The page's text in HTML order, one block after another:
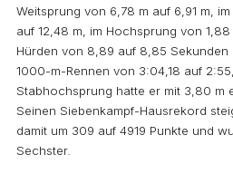
Weitsprung von 6,78 m auf 6,91 m,
auf 12,48 m, im Hochsprung von
Hürden von 8,89 auf 8,85 Sekunden
1000-m-Rennen von 3:04,18 auf
Stabhochsprung hatte er mit 3,80 m
Seinen Siebenkampf-Hausrekord
damit um 309 auf 4919 Punkte und
Sechster.